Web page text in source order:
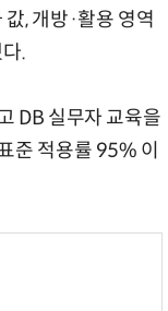
, 개방·활용 영역
.
DB 실무자 교육을
준 적용률 95% 이